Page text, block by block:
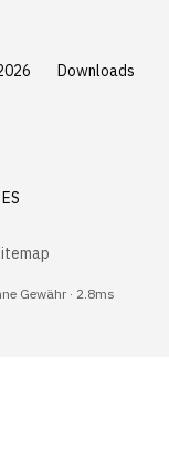
Downloads
ES
Gewähr · 2.8ms